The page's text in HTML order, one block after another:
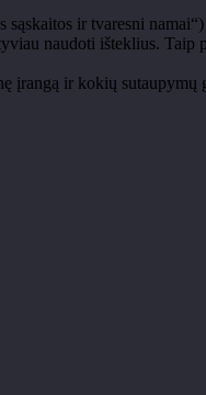
ir tvaresni
naudoti išteklius. Taip
įrangą ir kokių sutaupymų